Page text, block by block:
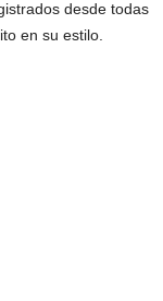
desde todas
en su estilo.